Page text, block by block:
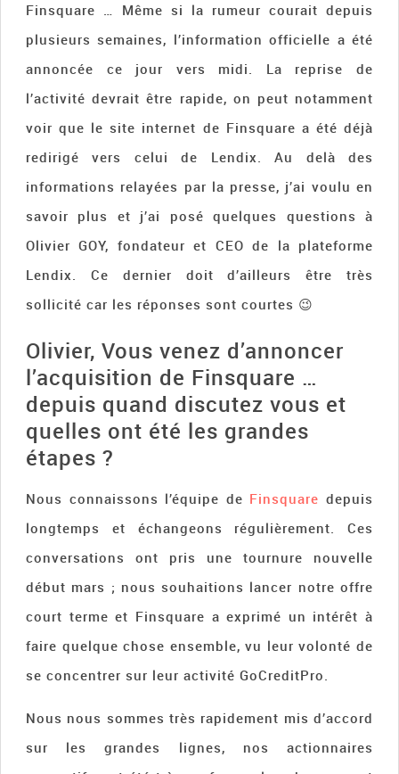
Finsquare … Même si la rumeur courait depuis
plusieurs semaines, l’information officielle a été
annoncée ce jour vers midi. La reprise de
l’activité devrait être rapide, on peut notamment
voir que le site internet de Finsquare a été déjà
redirigé vers celui de Lendix. Au delà des
informations relayées par la presse, j’ai voulu en
savoir plus et j’ai posé quelques questions à
Olivier GOY, fondateur et CEO de la plateforme
Lendix. Ce dernier doit d’ailleurs être très
sollicité car les réponses sont courtes 😉
Olivier, Vous venez d’annoncer
l’acquisition de Finsquare …
depuis quand discutez vous et
quelles ont été les grandes
étapes ?
Nous connaissons l’équipe de Finsquare depuis
longtemps et échangeons régulièrement. Ces
conversations ont pris une tournure nouvelle
début mars ; nous souhaitions lancer notre offre
court terme et Finsquare a exprimé un intérêt à
faire quelque chose ensemble, vu leur volonté de
se concentrer sur leur activité GoCreditPro.
Nous nous sommes très rapidement mis d’accord
sur les grandes lignes, nos actionnaires